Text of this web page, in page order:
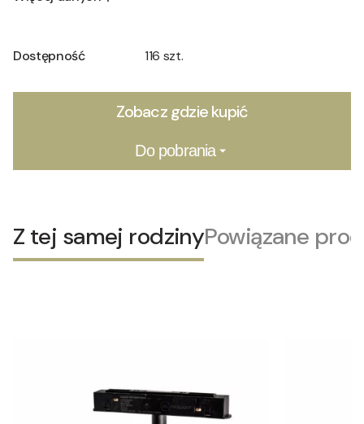
Dostępność 116 szt.
Zobacz gdzie kupić
Do pobrania
Z tej samej rodzinyPowiązane